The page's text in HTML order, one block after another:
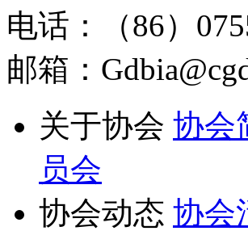
电话：（86）
邮箱：
关于协会 协会
员会
协会动态 协会